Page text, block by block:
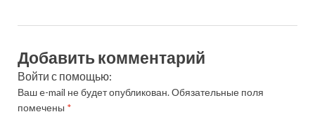
Добавить комментарий
Войти с помощью:
Ваш e-mail не будет опубликован.Обязательные поля
помечены *